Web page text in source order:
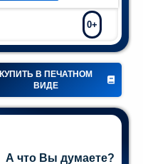
0+
КУПИТЬ В ПЕЧАТНОМ
ВИДЕ
А что Вы думаете?